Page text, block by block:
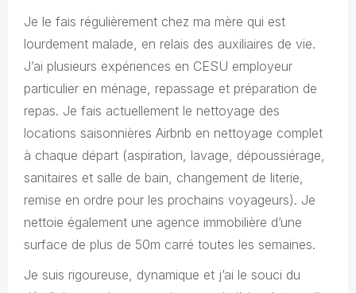
Je le fais régulièrement chez ma mère qui est
lourdement malade, en relais des auxiliaires de vie.
J’ai plusieurs expériences en CESU employeur
particulier en ménage, repassage et préparation de
repas. Je fais actuellement le nettoyage des
locations saisonnières Airbnb en nettoyage complet
à chaque départ (aspiration, lavage, dépoussiérage,
sanitaires et salle de bain, changement de literie,
remise en ordre pour les prochains voyageurs). Je
nettoie également une agence immobilière d’une
surface de plus de 50m carré toutes les semaines.
Je suis rigoureuse, dynamique et j’ai le souci du